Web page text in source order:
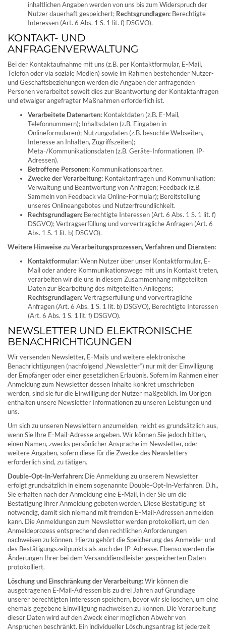
inhaltlichen Angaben werden von uns bis zum Widerspruch der
Nutzer dauerhaft gespeichert; Rechtsgrundlagen: Berechtigte
Interessen (Art. 6 Abs. 1 S. 1 lit. f) DSGVO).
KONTAKT- UND
ANFRAGENVERWALTUNG
Bei der Kontaktaufnahme mit uns (z.B. per Kontaktformular, E-Mail,
Telefon oder via soziale Medien) sowie im Rahmen bestehender Nutzer-
und Geschäftsbeziehungen werden die Angaben der anfragenden
Personen verarbeitet soweit dies zur Beantwortung der Kontaktanfragen
und etwaiger angefragter Maßnahmen erforderlich ist.
Verarbeitete Datenarten: Kontaktdaten (z.B. E-Mail,
Telefonnummern); Inhaltsdaten (z.B. Eingaben in
Onlineformularen); Nutzungsdaten (z.B. besuchte Webseiten,
Interesse an Inhalten, Zugriffszeiten);
Meta-/Kommunikationsdaten (z.B. Geräte-Informationen, IP-
Adressen).
Betroffene Personen: Kommunikationspartner.
Zwecke der Verarbeitung: Kontaktanfragen und Kommunikation;
Verwaltung und Beantwortung von Anfragen; Feedback (z.B.
Sammeln von Feedback via Online-Formular); Bereitstellung
unseres Onlineangebotes und Nutzerfreundlichkeit.
Rechtsgrundlagen: Berechtigte Interessen (Art. 6 Abs. 1 S. 1 lit. f)
DSGVO); Vertragserfüllung und vorvertragliche Anfragen (Art. 6
Abs. 1 S. 1 lit. b) DSGVO).
Weitere Hinweise zu Verarbeitungsprozessen, Verfahren und Diensten:
Kontaktformular:Wenn Nutzer über unser Kontaktformular, E-
Mail oder andere Kommunikationswege mit uns in Kontakt treten,
verarbeiten wir die uns in diesem Zusammenhang mitgeteilten
Daten zur Bearbeitung des mitgeteilten Anliegens;
Rechtsgrundlagen:Vertragserfüllung und vorvertragliche
Anfragen (Art. 6 Abs. 1 S. 1 lit. b) DSGVO), Berechtigte Interessen
(Art. 6 Abs. 1 S. 1 lit. f) DSGVO).
NEWSLETTER UND ELEKTRONISCHE
BENACHRICHTIGUNGEN
Wir versenden Newsletter, E-Mails und weitere elektronische
Benachrichtigungen (nachfolgend „Newsletter“) nur mit der Einwilligung
der Empfänger oder einer gesetzlichen Erlaubnis. Sofern im Rahmen einer
Anmeldung zum Newsletter dessen Inhalte konkret umschrieben
werden, sind sie für die Einwilligung der Nutzer maßgeblich. Im Übrigen
enthalten unsere Newsletter Informationen zu unseren Leistungen und
uns.
Um sich zu unseren Newslettern anzumelden, reicht es grundsätzlich aus,
wenn Sie Ihre E-Mail-Adresse angeben. Wir können Sie jedoch bitten,
einen Namen, zwecks persönlicher Ansprache im Newsletter, oder
weitere Angaben, sofern diese für die Zwecke des Newsletters
erforderlich sind, zu tätigen.
Double-Opt-In-Verfahren: Die Anmeldung zu unserem Newsletter
erfolgt grundsätzlich in einem sogenannte Double-Opt-In-Verfahren. D.h.,
Sie erhalten nach der Anmeldung eine E-Mail, in der Sie um die
Bestätigung Ihrer Anmeldung gebeten werden. Diese Bestätigung ist
notwendig, damit sich niemand mit fremden E-Mail-Adressen anmelden
kann. Die Anmeldungen zum Newsletter werden protokolliert, um den
Anmeldeprozess entsprechend den rechtlichen Anforderungen
nachweisen zu können. Hierzu gehört die Speicherung des Anmelde- und
des Bestätigungszeitpunkts als auch der IP-Adresse. Ebenso werden die
Änderungen Ihrer bei dem Versanddienstleister gespeicherten Daten
protokolliert.
Löschung und Einschränkung der Verarbeitung:Wir können die
ausgetragenen E-Mail-Adressen bis zu drei Jahren auf Grundlage
unserer berechtigten Interessen speichern, bevor wir sie löschen, um eine
ehemals gegebene Einwilligung nachweisen zu können. Die Verarbeitung
dieser Daten wird auf den Zweck einer möglichen Abwehr von
Ansprüchen beschränkt. Ein individueller Löschungsantrag ist jederzeit